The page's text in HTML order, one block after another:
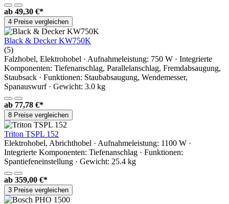
ab 49,30 €*
4 Preise vergleichen
Black & Decker KW750K
(5)
Falzhobel, Elektrohobel · Aufnahmeleistung: 750 W · Integrierte
Komponenten: Tiefenanschlag, Parallelanschlag, Fremdabsaugung,
Staubsack · Funktionen: Staubabsaugung, Wendemesser,
Spanauswurf · Gewicht: 3.0 kg
ab 77,78 €*
8 Preise vergleichen
Triton TSPL 152
Elektrohobel, Abrichthobel · Aufnahmeleistung: 1100 W ·
Integrierte Komponenten: Tiefenanschlag · Funktionen:
Spantiefeneinstellung · Gewicht: 25.4 kg
ab 359,00 €*
3 Preise vergleichen